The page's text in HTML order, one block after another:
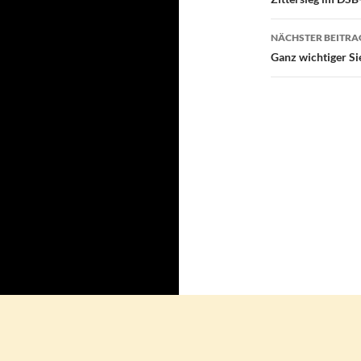
NÄCHSTER
Ganz wichtiger